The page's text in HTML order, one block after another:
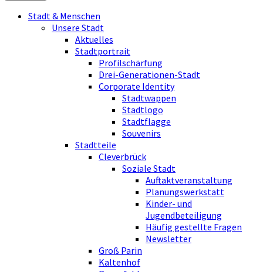
Stadt & Menschen
Unsere Stadt
Aktuelles
Stadtportrait
Profilschärfung
Drei-Generationen-Stadt
Corporate Identity
Stadtwappen
Stadtlogo
Stadtflagge
Souvenirs
Stadtteile
Cleverbrück
Soziale Stadt
Auftaktveranstaltung
Planungswerkstatt
Kinder- und
Jugendbeteiligung
Häufig gestellte Fragen
Newsletter
Groß Parin
Kaltenhof